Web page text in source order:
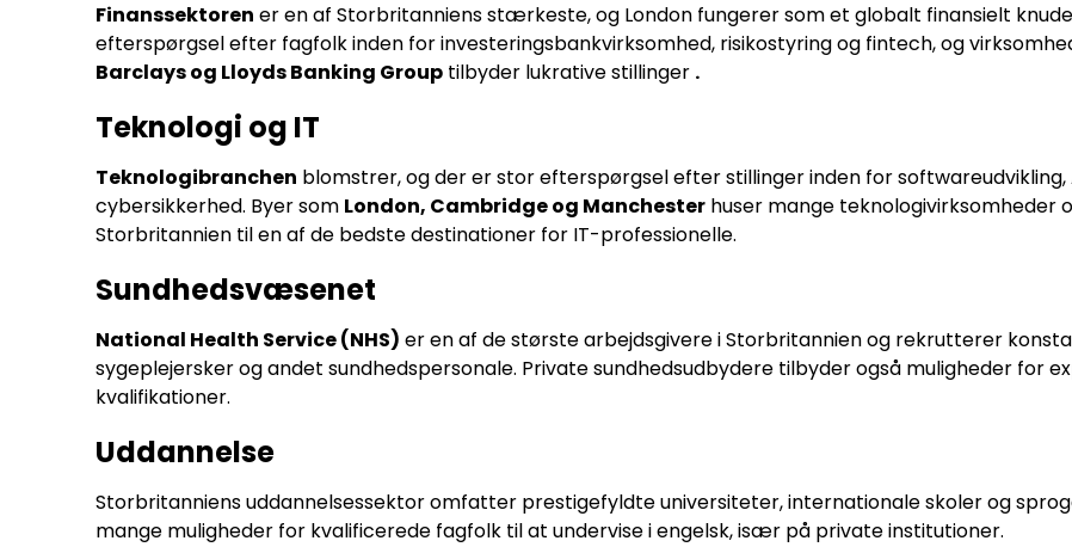
Finanssektoren er en af Storbritanniens stærkeste, og London fungerer som et globalt finansielt
efterspørgsel efter fagfolk inden for investeringsbankvirksomhed, risikostyring og fintech, og
Barclays og Lloyds Banking Group tilbyder lukrative stillinger .
Teknologi og IT
Teknologibranchen blomstrer, og der er stor efterspørgsel efter stillinger inden for softwareudvikling,
cybersikkerhed. Byer som London, Cambridge og Manchester huser mange teknologivirksomheder
Storbritannien til en af de bedste destinationer for IT-professionelle.
Sundhedsvæsenet
National Health Service (NHS) er en af de største arbejdsgivere i Storbritannien og rekrutterer
sygeplejersker og andet sundhedspersonale. Private sundhedsudbydere tilbyder også muligheder for
kvalifikationer.
Uddannelse
Storbritanniens uddannelsessektor omfatter prestigefyldte universiteter, internationale skoler og
mange muligheder for kvalificerede fagfolk til at undervise i engelsk, især på private institutioner.